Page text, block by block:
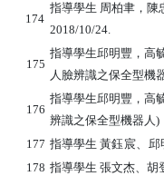
174
指導學生 周柏聿，陳
2018/10/24.
175
指導學生邱明豐，高
人臉辨識之保全型機
176
指導學生邱明豐，高
辨識之保全型機器人)
177 指導學生 黃鈺宸、邱
178 指導學生 張文杰、胡